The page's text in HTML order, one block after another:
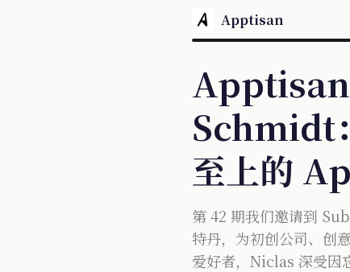
Apptisan
Apptisan
Schmidt
至上的
第 42 期我们邀请到
特丹，为初创公司、创
爱好者，Niclas 深受因